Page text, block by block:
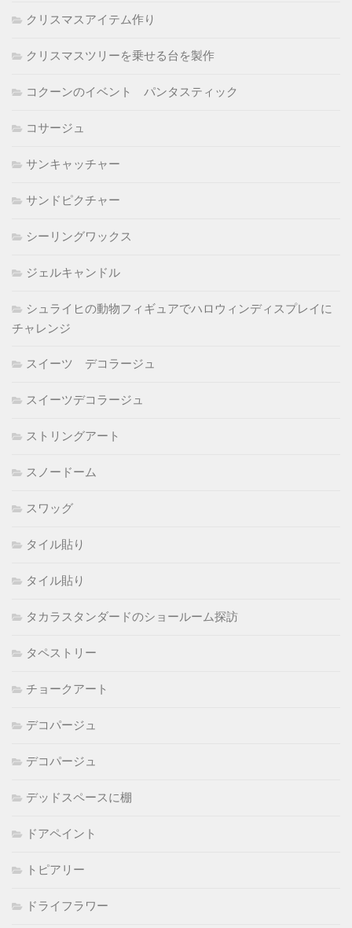
クリスマスアイテム作り
クリスマスツリーを乗せる台を製作
コクーンのイベント パンタスティック
コサージュ
サンキャッチャー
サンドピクチャー
シーリングワックス
ジェルキャンドル
シュライヒの動物フィギュアでハロウィンディスプレイに
チャレンジ
スイーツ デコラージュ
スイーツデコラージュ
ストリングアート
スノードーム
スワッグ
タイル貼り
タイル貼り
タカラスタンダードのショールーム探訪
タペストリー
チョークアート
デコパージュ
デコパージュ
デッドスペースに棚
ドアペイント
トピアリー
ドライフラワー